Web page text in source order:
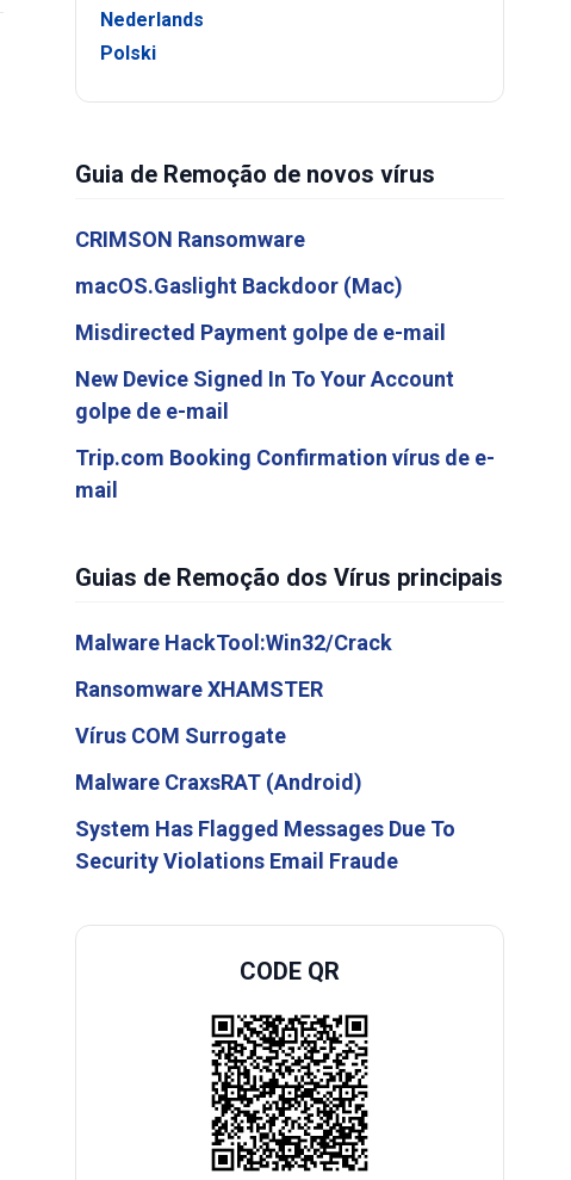
Nederlands
Polski
Guia de Remoção de novos vírus
CRIMSON Ransomware
macOS.Gaslight Backdoor (Mac)
Misdirected Payment golpe de e-mail
New Device Signed In To Your Account
golpe de e-mail
Trip.com Booking Confirmation vírus de e-
mail
Guias de Remoção dos Vírus principais
Malware HackTool:Win32/Crack
Ransomware XHAMSTER
Vírus COM Surrogate
Malware CraxsRAT (Android)
System Has Flagged Messages Due To
Security Violations Email Fraude
CODE QR